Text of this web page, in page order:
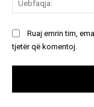
Ruaj emrin tim,
tjetër që komentoj.